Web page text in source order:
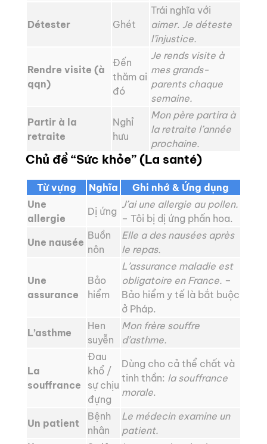
Détester Ghét
Trái nghĩa với
aimer. Je déteste
l’injustice.
Rendre visite (à
qqn)
Đến
thăm ai
đó
Je rends visite à
mes grands-
parents chaque
semaine.
Partir à la
retraite
Nghỉ
hưu
Mon père partira à
la retraite l’année
prochaine.
Chủ đề “Sức khỏe” (La santé)
Từ vựng Nghĩa
Ghi nhớ & Ứng dụng
Une
allergie
Dị ứng
J’ai une allergie au pollen.
– Tôi bị dị ứng phấn hoa.
Une nausée
Buồn
nôn
Elle a des nausées après
le repas.
Une
assurance
Bảo
hiểm
L’assurance maladie est
obligatoire en France. –
Bảo hiểm y tế là bắt buộc
ở Pháp.
L’asthme
Hen
suyễn
Mon frère souffre
d’asthme.
La
souffrance
Đau
khổ /
sự chịu
đựng
Dùng cho cả thể chất và
tinh thần: la souffrance
morale.
Un patient
Bệnh
nhân
Le médecin examine un
patient.